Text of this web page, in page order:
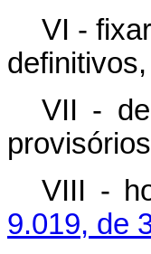
VI -
VII -
VIII -
9.019, de